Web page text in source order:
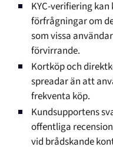
KYC-verifiering
förfrågningar om
som vissa
förvirrande.
Kortköp och
spreadar än att
frekventa köp.
Kundsupportens
offentliga
vid brådskande